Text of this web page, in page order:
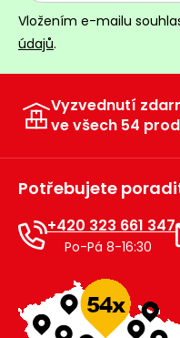
Vložením e-mailu
údajů.
Vyzvednutí
ve všech 54
Potřebujete
+420 323 661 347
Po-Pá 8-16:30